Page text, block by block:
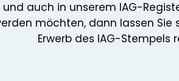
und auch in unserem IAG-
möchten, dann lassen Sie
Erwerb des IAG-Stempels